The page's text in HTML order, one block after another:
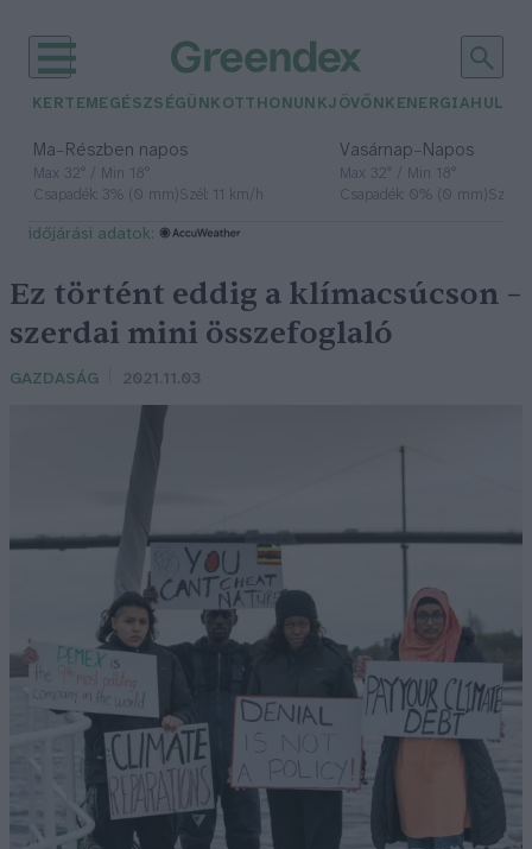
KERTEM EGÉSZSÉGÜNK OTTHONUNKJÖVŐNK ENERGIA
Ma– Részben napos
Max 32° / Min 18°
Csapadék: 3% (0 mm)Szél: 11 km/h
Vasárnap– Napos
Max 32° / Min 18°
Csapadék: 0% (0 mm)Szél:
időjárási adatok:
Ez történt eddig a klímacsúcson –
szerdai mini összefoglaló
GAZDASÁG 2021.11.03